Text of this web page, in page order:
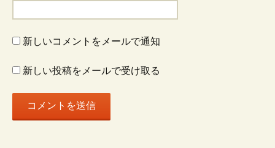
新しいコメントをメールで通知
新しい投稿をメールで受け取る